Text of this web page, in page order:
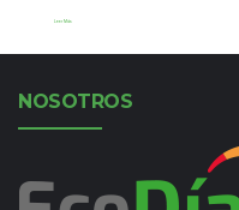
Leer Más
NOSOTROS